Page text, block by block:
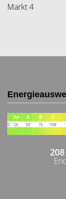
Markt 4